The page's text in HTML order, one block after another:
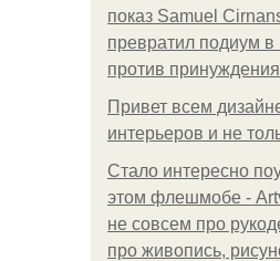
показ Samuel
превратил подиум
против
Привет всем
интерьеров и не
Стало интересно
этом флешмобе -
не совсем про
про живопись,